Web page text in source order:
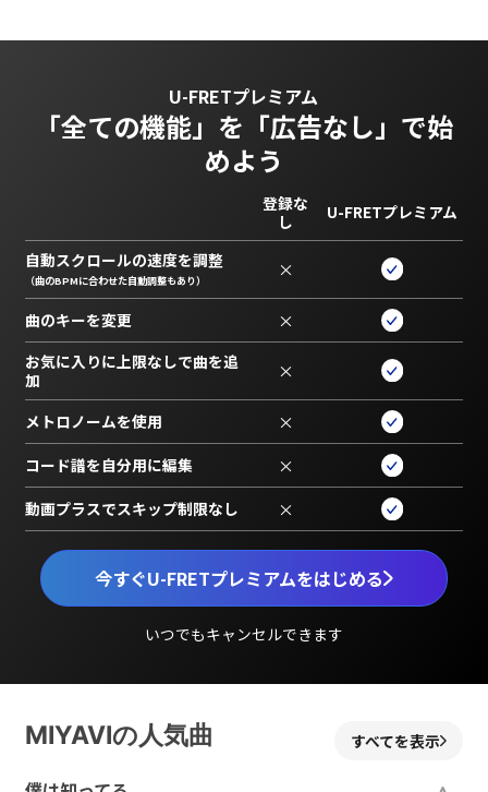
U-FRETプレミアム
「全ての機能」を 「広告なし」で始
めよう
今すぐU-FRETプレミアムをはじめる
いつでもキャンセルできます
登録な
し
U-FRETプレミアム
自動スクロールの速度を調整
（曲のBPMに合わせた自動調整もあり） ×
曲のキーを変更 ×
お気に入りに上限なしで曲を追
加
×
メトロノームを使用 ×
コード譜を自分用に編集 ×
動画プラスでスキップ制限なし ×
MIYAVIの人気曲 すべてを表示